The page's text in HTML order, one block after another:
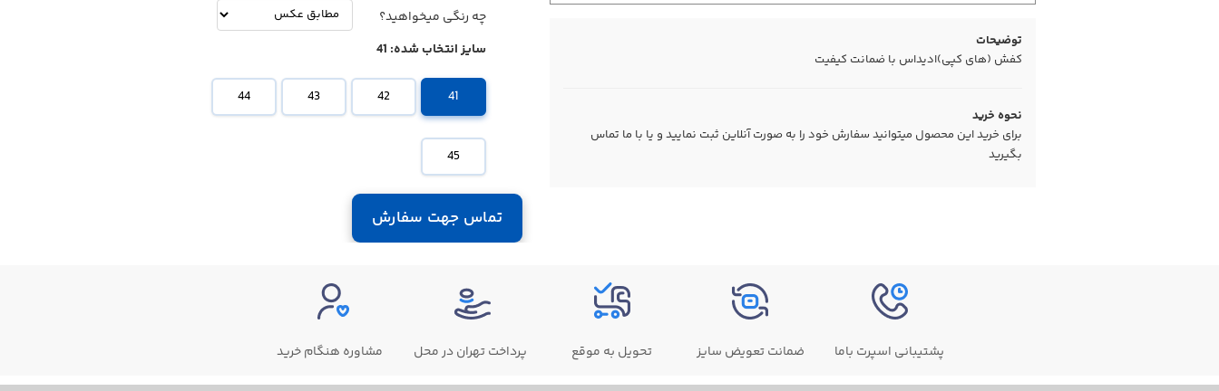
توضیحات
کفش (های کپی)ادیداس با ضمانت کیفیت
نحوه خرید
برای خرید این محصول میتوانید سفارش خود را به صورت آنلاین ثبت نمایید و یا با ما تماس
بگیرید
چه رنگی میخواهید؟
سایز انتخاب شده: 41
41
42
43
44
45
تماس جهت سفارش
پشتیبانی اسپرت باما ضمانت تعویض سایز تحویل به موقع پرداخت تهران در محل مشاوره هنگام خرید